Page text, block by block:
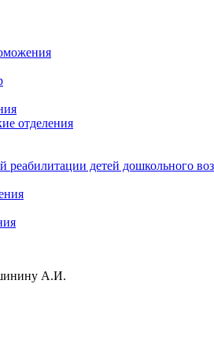
отделения
реабилитации детей дошкольного
А.И.